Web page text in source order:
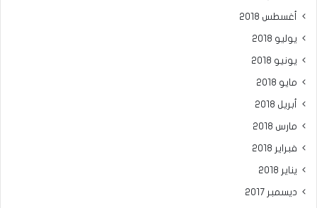
أغسطس 2018
يوليو 2018
يونيو 2018
مايو 2018
أبريل 2018
مارس 2018
فبراير 2018
يناير 2018
ديسمبر 2017